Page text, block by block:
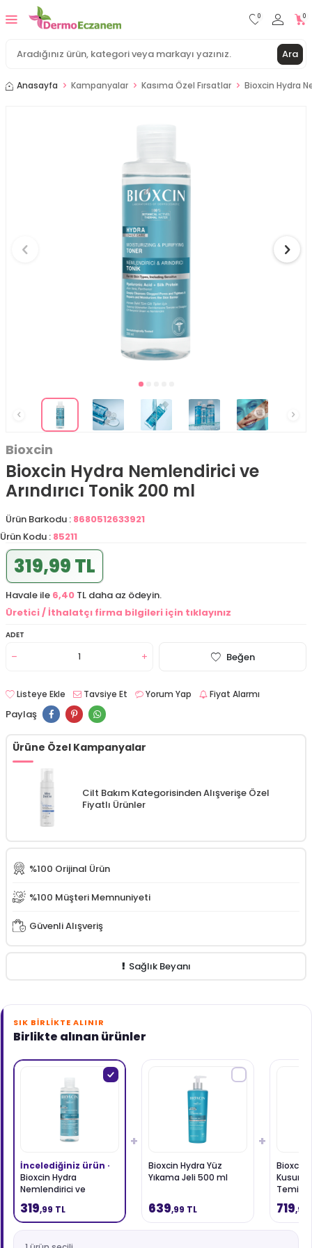
Ara
0 0
Anasayfa Kampanyalar Kasıma Özel Fırsatlar Bioxcin Hydra
Bioxcin
Bioxcin Hydra Nemlendirici ve
Arındırıcı Tonik 200 ml
Ürün Barkodu : 8680512633921
Ürün Kodu : 85211
319,99 TL
Havale ile 6,40 TL daha az ödeyin.
Üretici / İthalatçı firma bilgileri için tıklayınız
ADET
Beğen
Listeye Ekle Tavsiye Et Yorum Yap Fiyat Alarmı
Paylaş
Ürüne Özel Kampanyalar
Cilt Bakım Kategorisinden Alışverişe Özel
Fiyatlı Ürünler
%100 Orijinal Ürün
%100 Müşteri Memnuniyeti
Güvenli Alışveriş
Sağlık Beyanı
SIK BIRLIKTE ALINIR
Birlikte alınan ürünler
İncelediğiniz ürün ·
Bioxcin Hydra
Nemlendirici ve
Arındırıcı Tonik 200 ml
319,99 TL
+
Bioxcin Hydra Yüz
Yıkama Jeli 500 ml
639,99 TL
+
Bioxcin
ml 1
719,99